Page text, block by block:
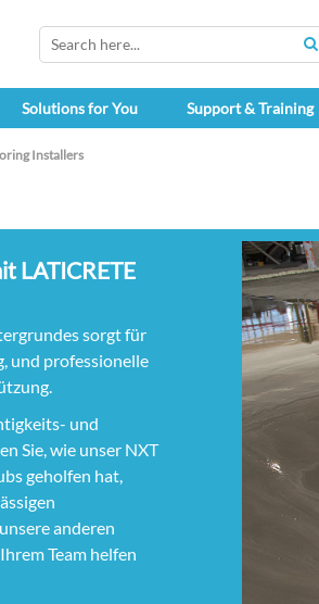
Solutions for You Support & Training
Installers
LATICRETE
sorgt für
und professionelle
und
Sie, wie unser NXT
geholfen hat,
anderen
Team helfen